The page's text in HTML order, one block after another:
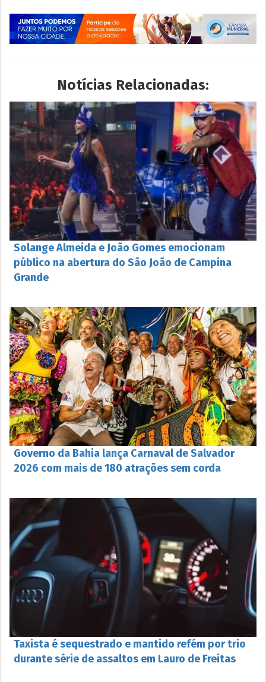
Notícias Relacionadas:
Solange Almeida e João Gomes emocionam
público na abertura do São João de Campina
Grande
Governo da Bahia lança Carnaval de Salvador
2026 com mais de 180 atrações sem corda
Taxista é sequestrado e mantido refém por trio
durante série de assaltos em Lauro de Freitas